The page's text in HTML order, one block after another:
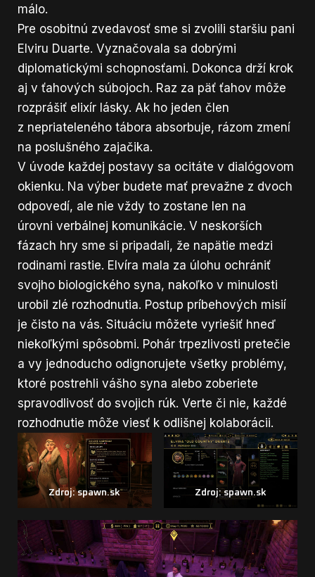
málo.
Pre osobitnú zvedavosť sme si zvolili staršiu pani
Elviru Duarte. Vyznačovala sa dobrými
diplomatickými schopnosťami. Dokonca drží krok
aj v ťahových súbojoch. Raz za päť ťahov môže
rozprášiť elixír lásky. Ak ho jeden člen
z nepriateleného tábora absorbuje, rázom zmení
na poslušného zajačika.
V úvode každej postavy sa ocitáte v dialógovom
okienku. Na výber budete mať prevažne z dvoch
odpovedí, ale nie vždy to zostane len na
úrovni verbálnej komunikácie. V neskorších
fázach hry sme si pripadali, že napätie medzi
rodinami rastie. Elvíra mala za úlohu ochrániť
svojho biologického syna, nakoľko v minulosti
urobil zlé rozhodnutia. Postup príbehových misií
je čisto na vás. Situáciu môžete vyriešiť hneď
niekoľkými spôsobmi. Pohár trpezlivosti pretečie
a vy jednoducho odignorujete všetky problémy,
ktoré postrehli vášho syna alebo zoberiete
spravodlivosť do svojich rúk. Verte či nie, každé
rozhodnutie môže viesť k odlišnej kolaborácii.
Zdroj: spawn.sk Zdroj: spawn.sk